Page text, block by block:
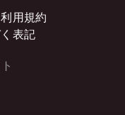
利用規約
表記